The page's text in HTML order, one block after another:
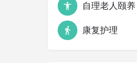
自理老人颐养
康复护理